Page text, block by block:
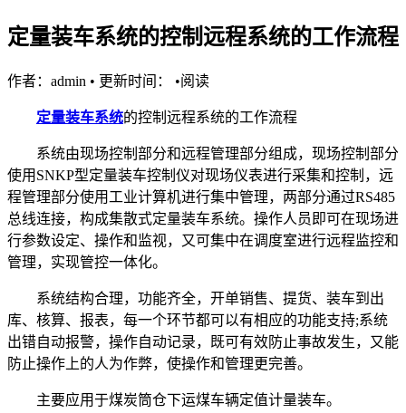
定量装车系统的控制远程系统的工作流程
作者：admin • 更新时间： •阅读
定量装车系统的控制远程系统的工作流程
系统由现场控制部分和远程管理部分组成，现场控制部分
使用SNKP型定量装车控制仪对现场仪表进行采集和控制，远
程管理部分使用工业计算机进行集中管理，两部分通过RS485
总线连接，构成集散式定量装车系统。操作人员即可在现场进
行参数设定、操作和监视，又可集中在调度室进行远程监控和
管理，实现管控一体化。
系统结构合理，功能齐全，开单销售、提货、装车到出
库、核算、报表，每一个环节都可以有相应的功能支持;系统
出错自动报警，操作自动记录，既可有效防止事故发生，又能
防止操作上的人为作弊，使操作和管理更完善。
主要应用于煤炭筒仓下运煤车辆定值计量装车。